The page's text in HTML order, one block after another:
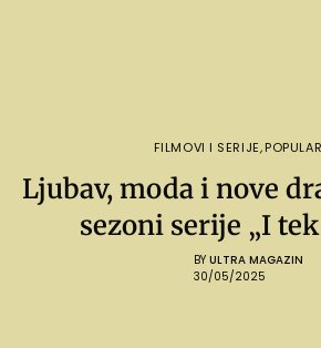
FILMOVI I SERIJE,
Ljubav, moda i nove
sezoni serije „I
BY ULTRA MAGAZIN
30/05/2025